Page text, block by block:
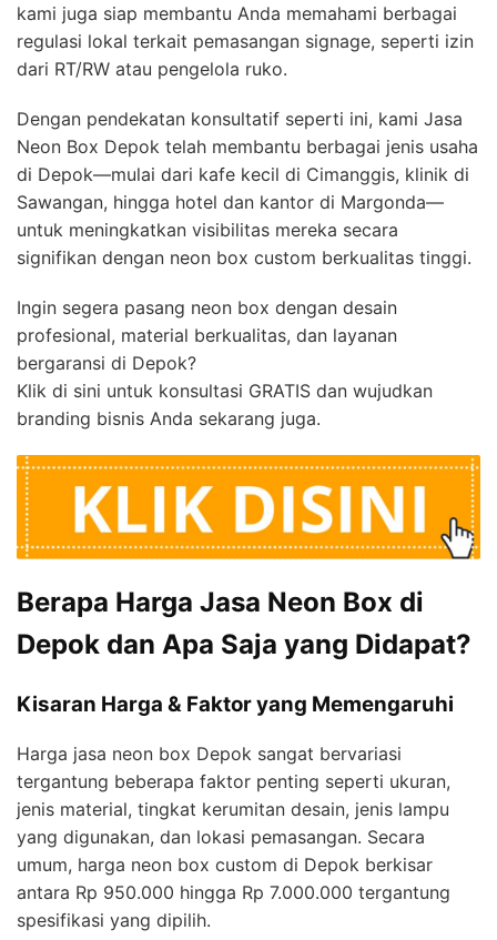
kami juga siap membantu Anda memahami berbagai
regulasi lokal terkait pemasangan signage, seperti izin
dari RT/RW atau pengelola ruko.
Dengan pendekatan konsultatif seperti ini, kami Jasa
Neon Box Depok telah membantu berbagai jenis usaha
di Depok—mulai dari kafe kecil di Cimanggis, klinik di
Sawangan, hingga hotel dan kantor di Margonda—
untuk meningkatkan visibilitas mereka secara
signifikan dengan neon box custom berkualitas tinggi.
Ingin segera pasang neon box dengan desain
profesional, material berkualitas, dan layanan
bergaransi di Depok?
Klik di sini untuk konsultasi GRATIS dan wujudkan
branding bisnis Anda sekarang juga.
Berapa Harga Jasa Neon Box di
Depok dan Apa Saja yang Didapat?
Kisaran Harga & Faktor yang Memengaruhi
Harga jasa neon box Depok sangat bervariasi
tergantung beberapa faktor penting seperti ukuran,
jenis material, tingkat kerumitan desain, jenis lampu
yang digunakan, dan lokasi pemasangan. Secara
umum, harga neon box custom di Depok berkisar
antara Rp 950.000 hingga Rp 7.000.000 tergantung
spesifikasi yang dipilih.